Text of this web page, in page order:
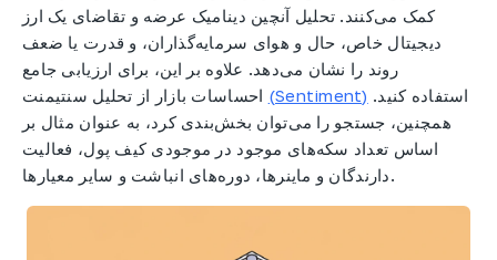
کمک می‌کنند. تحلیل آنچین دینامیک عرضه و تقاضای یک ارز
دیجیتال خاص، حال و هوای سرمایه‌گذاران، و قدرت یا ضعف
روند را نشان می‌دهد. علاوه بر این، برای ارزیابی جامع
(Sentiment)
همچنین، جستجو را می‌توان بخش‌بندی کرد، به عنوان مثال بر
اساس تعداد سکه‌های موجود در موجودی کیف پول، فعالیت
دارندگان و ماینرها، دوره‌های انباشت و سایر معیارها.